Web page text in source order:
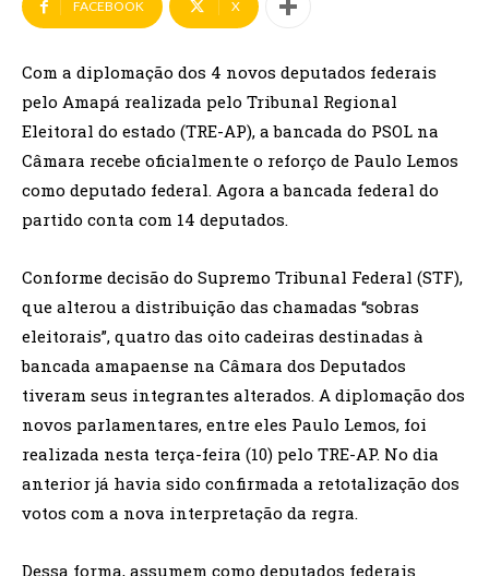
FACEBOOK X
Com a diplomação dos 4 novos deputados federais
pelo Amapá realizada pelo Tribunal Regional
Eleitoral do estado (TRE-AP), a bancada do PSOL na
Câmara recebe oficialmente o reforço de Paulo Lemos
como deputado federal. Agora a bancada federal do
partido conta com 14 deputados.
Conforme decisão do Supremo Tribunal Federal (STF),
que alterou a distribuição das chamadas “sobras
eleitorais”, quatro das oito cadeiras destinadas à
bancada amapaense na Câmara dos Deputados
tiveram seus integrantes alterados. A diplomação dos
novos parlamentares, entre eles Paulo Lemos, foi
realizada nesta terça-feira (10) pelo TRE-AP. No dia
anterior já havia sido confirmada a retotalização dos
votos com a nova interpretação da regra.
Dessa forma, assumem como deputados federais